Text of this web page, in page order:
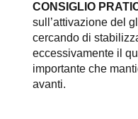
CONSIGLIO
sull’attivazione del
cercando di
eccessivamente il
importante che
avanti.